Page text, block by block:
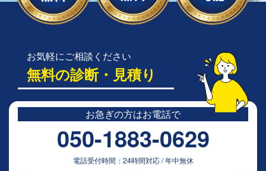
お気軽にご相談ください
無料の診断・見積り
お急ぎの方はお電話で
050-1883-0629
電話受付時間： 24時間対応/年中無休